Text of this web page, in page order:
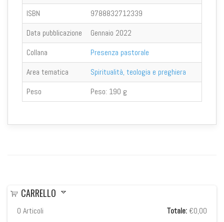
ISBN
9788832712339
Data pubblicazione
Gennaio 2022
Collana
Presenza pastorale
Area tematica
Spiritualità, teologia e preghiera
Peso
Peso: 190 g
CARRELLO
0 Articoli Totale: €0,00